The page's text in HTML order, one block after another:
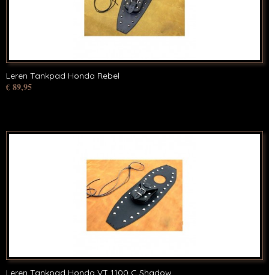
Leren Tankpad Honda Rebel
€ 89,95
Leren Tankpad Honda VT 1100 C Shadow